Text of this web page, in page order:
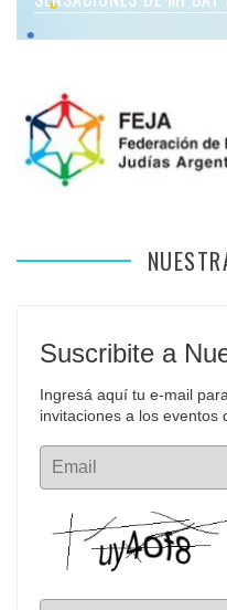
Suscribite a
Ingresá aquí tu e-mail
invitaciones a los eventos
Email